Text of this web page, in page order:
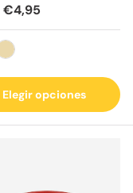
normal
€4,95
Beige
Elegir opciones